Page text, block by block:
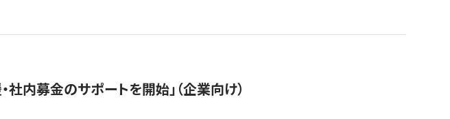
内募金のサポートを開始」（企業向け）